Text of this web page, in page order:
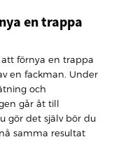
en trappa
förnya en trappa
en fackman. Under
och
går åt till
gör det själv bör du
samma resultat